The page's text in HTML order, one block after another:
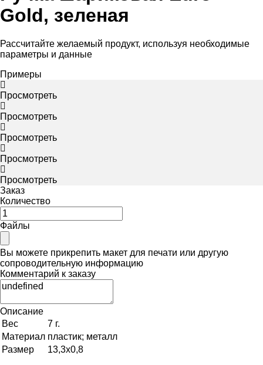
Gold, зеленая
Рассчитайте желаемый продукт, используя необходимые
параметры и данные
Примеры
Просмотреть
Просмотреть
Просмотреть
Просмотреть
Просмотреть
Заказ
Количество
Файлы
Вы можете прикрепить макет для печати или другую
сопроводительную информацию
Комментарий к заказу
Описание
Вес
7 г.
Материал пластик; металл
Размер
13,3х0,8